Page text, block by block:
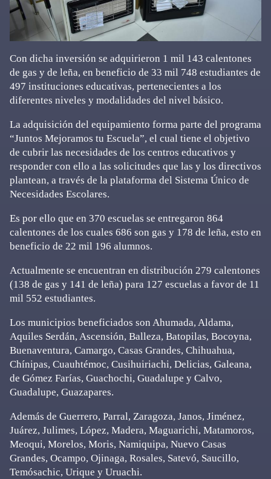
Con dicha inversión se adquirieron 1 mil 143 calentones
de gas y de leña, en beneficio de 33 mil 748 estudiantes de
497 instituciones educativas, pertenecientes a los
diferentes niveles y modalidades del nivel básico.
La adquisición del equipamiento forma parte del programa
“Juntos Mejoramos tu Escuela”, el cual tiene el objetivo
de cubrir las necesidades de los centros educativos y
responder con ello a las solicitudes que las y los directivos
plantean, a través de la plataforma del Sistema Único de
Necesidades Escolares.
Es por ello que en 370 escuelas se entregaron 864
calentones de los cuales 686 son gas y 178 de leña, esto en
beneficio de 22 mil 196 alumnos.
Actualmente se encuentran en distribución 279 calentones
(138 de gas y 141 de leña) para 127 escuelas a favor de 11
mil 552 estudiantes.
Los municipios beneficiados son Ahumada, Aldama,
Aquiles Serdán, Ascensión, Balleza, Batopilas, Bocoyna,
Buenaventura, Camargo, Casas Grandes, Chihuahua,
Chínipas, Cuauhtémoc, Cusihuiriachi, Delicias, Galeana,
de Gómez Farías, Guachochi, Guadalupe y Calvo,
Guadalupe, Guazapares.
Además de Guerrero, Parral, Zaragoza, Janos, Jiménez,
Juárez, Julimes, López, Madera, Maguarichi, Matamoros,
Meoqui, Morelos, Moris, Namiquipa, Nuevo Casas
Grandes, Ocampo, Ojinaga, Rosales, Satevó, Saucillo,
Temósachic, Urique y Uruachi.